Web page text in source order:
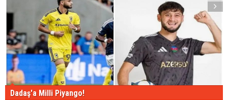
Dadaş'a Milli Piyango!